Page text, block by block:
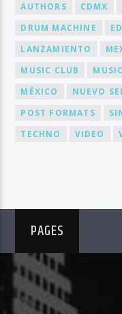
AUTHORS CDMX
DRUM MACHINE
LANZAMIENTO
MUSIC CLUB
MÉXICO
NUEVO
POST FORMATS
TECHNO
VIDEO
PAGES